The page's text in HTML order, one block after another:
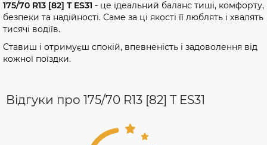
175/70 R13 [82] T ES31 - це ідеальний баланс тиші, комфорту,
безпеки та надійності. Саме за ці якості її люблять і хвалять
тисячі водіїв.
Ставиш і отримуєш спокій, впевненість і задоволення від
кожної поїздки.
Відгуки про 175/70 R13 [82] T ES31